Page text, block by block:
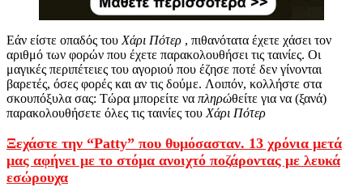
Εάν είστε οπαδός του Χάρι Πότερ , πιθανότατα έχετε χάσει τον
αριθμό των φορών που έχετε παρακολουθήσει τις ταινίες. Οι
μαγικές περιπέτειες του αγοριού που έζησε ποτέ δεν γίνονται
βαρετές, όσες φορές και αν τις δούμε. Λοιπόν, κολλήστε στα
σκουπόξυλα σας: Τώρα μπορείτε να πληρώθείτε για να (ξανά)
παρακολουθήσετε όλες τις ταινίες του Χάρι Πότερ
Ξεχάστε την “Patty” που θυμόσασταν. 13 χρόνια μετά
μας αφήνει με το στόμα ανοιχτό ποζάροντας με λευκά
εσώρουχα